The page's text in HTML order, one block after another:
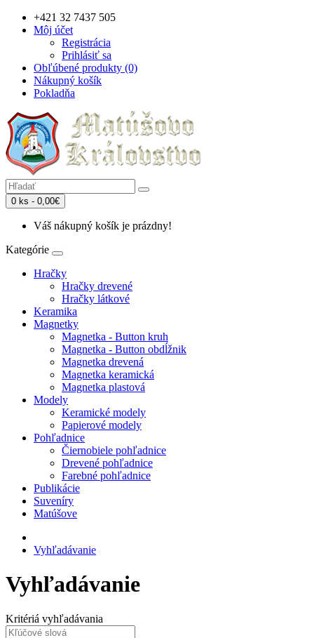
+421 32 7437 505
Môj účet
Registrácia
Prihlásiť sa
Obľúbené produkty (0)
Nákupný košík
Pokladňa
0 ks - 0,00€
Váš nákupný košík je prázdny!
Kategórie
Hračky
Hračky drevené
Hračky látkové
Keramika
Magnetky
Magnetka - Button kruh
Magnetka - Button obdĺžnik
Magnetka drevená
Magnetka keramická
Magnetka plastová
Modely
Keramické modely
Papierové modely
Pohľadnice
Čiernobiele pohľadnice
Drevené pohľadnice
Farebné pohľadnice
Publikácie
Suveníry
Matúšove
Vyhľadávanie
Vyhľadávanie
Kritériá vyhľadávania